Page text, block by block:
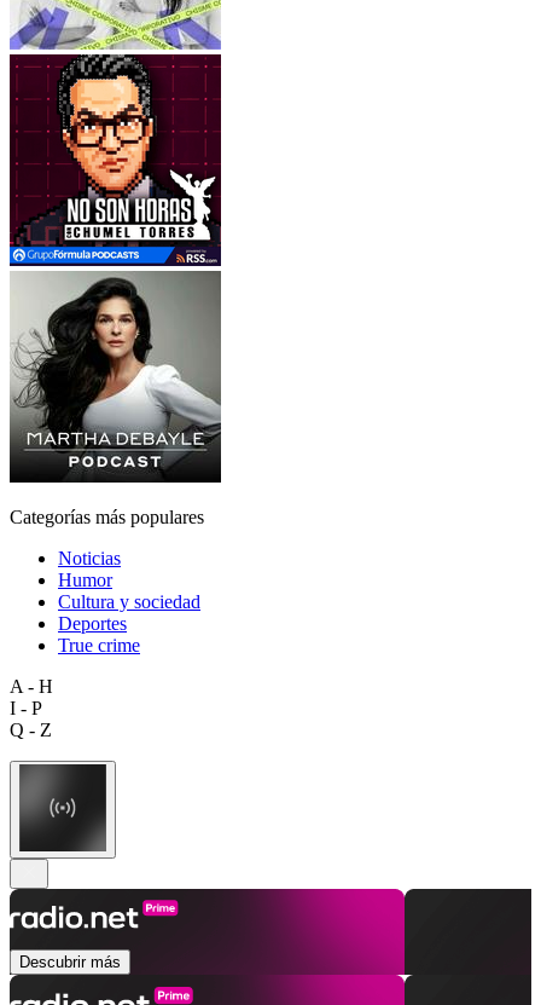
Categorías más populares
Noticias
Humor
Cultura y sociedad
Deportes
True crime
A - H
I - P
Q - Z
Descubrir más